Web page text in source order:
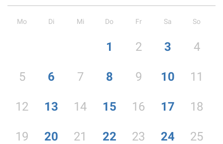
Mo Di Mi Do Fr Sa So
1 2 3 4
5 6 7 8 9 10 11
12 13 14 15 16 17 18
19 20 21 22 23 24 25